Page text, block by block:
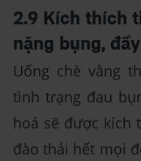
2.9 Kích thích
nặng bụng,
Uống chè vằng
tình trạng đau
hoá sẽ được kích
đào thải hết mọi